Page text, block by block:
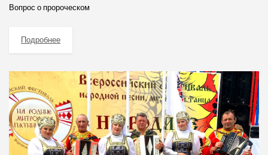
Вопрос о пророческом
Подробнее